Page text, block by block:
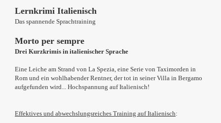
Lernkrimi Italienisch
Das spannende Sprachtraining
Morto per sempre
Drei Kurzkrimis in italienischer Sprache
Eine Leiche am Strand von La Spezia, eine Serie von Taximorden in
Rom und ein wohlhabender Rentner, der tot in seiner Villa in Bergamo
aufgefunden wird... Hochspannung auf Italienisch!
Effektives und abwechslungsreiches Training auf Italienisch: